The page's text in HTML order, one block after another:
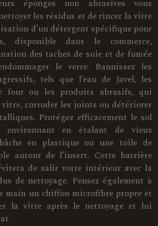
éponges non abrasives vous
les résidus et de rincer la vitre
d’un détergent spécifique pour
disponible dans le commerce,
des taches de suie et de fumée
le verre. Bannissez les
tels que l’eau de Javel, les
four ou les produits abrasifs, qui
vitre, corroder les joints ou détériorer
Protégez efficacement le sol
en étalant de vieux
en plastique ou une toile de
autour de l’insert. Cette barrière
de salir votre intérieur avec la
de nettoyage. Pensez également à
main un chiffon microfibre propre et
la vitre après le nettoyage et lui